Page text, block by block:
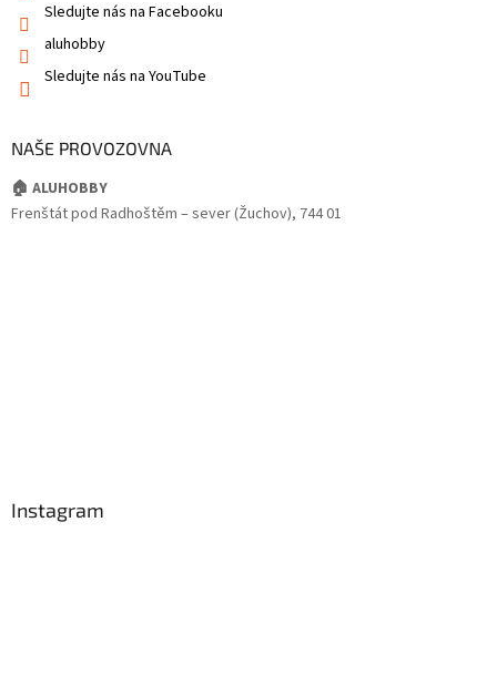
Sledujte nás na Facebooku
aluhobby
Sledujte nás na YouTube
NAŠE PROVOZOVNA
🏠 ALUHOBBY
Frenštát pod Radhoštěm – sever (Žuchov), 744 01
Instagram